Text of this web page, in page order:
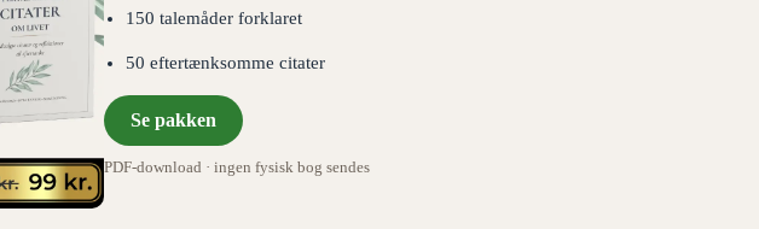
150 talemåder forklaret
50 eftertænksomme citater
Se pakken
PDF-download · ingen fysisk bog sendes